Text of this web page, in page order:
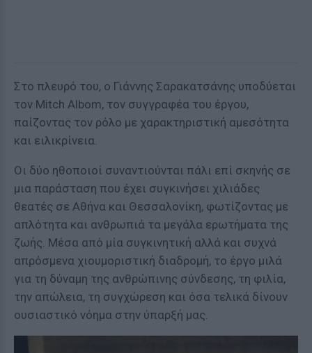
Στο πλευρό του, ο Γιάννης Σαρακατσάνης υποδύεται
τον Mitch Albom, τον συγγραφέα του έργου,
παίζοντας τον ρόλο με χαρακτηριστική αμεσότητα
και ειλικρίνεια.
Οι δύο ηθοποιοί συναντιούνται πάλι επί σκηνής σε
μια παράσταση που έχει συγκινήσει χιλιάδες
θεατές σε Αθήνα και Θεσσαλονίκη, φωτίζοντας με
απλότητα και ανθρωπιά τα μεγάλα ερωτήματα της
ζωής. Μέσα από μία συγκινητική αλλά και συχνά
απρόσμενα χιουμοριστική διαδρομή, το έργο μιλά
για τη δύναμη της ανθρώπινης σύνδεσης, τη φιλία,
την απώλεια, τη συγχώρεση και όσα τελικά δίνουν
ουσιαστικό νόημα στην ύπαρξή μας.